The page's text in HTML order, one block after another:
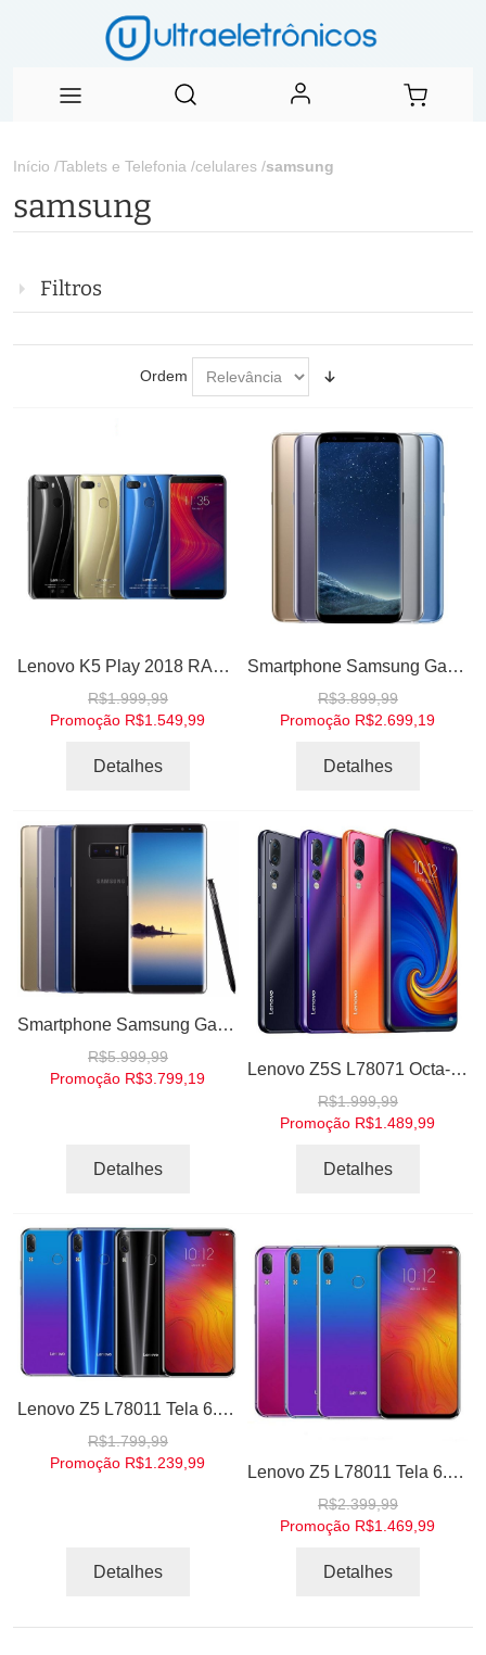
Início /Tablets e Telefonia /celulares /samsung
samsung
Filtros
Ordem
Lenovo K5 Play 2018 RAM 3GB Memória 32GB Face ID 4G Tela 5.7 Snapdragon MSM8937 Octa Core Câmera Traseira 13MP+2MP Frontal 8MP
R$1.999,99
Promoção R$1.549,99
Detalhes
Smartphone Samsung Galaxy S8 Single Chip Android 7.0 Tela 5.8" Octa-Core 2.3GHz 64GB 4G Camera 12MP
R$3.899,99
Promoção R$2.699,19
Detalhes
Smartphone Samsung Galaxy Note 8 Android 7.1 Tela 6.3" Octa-Core 64GB 128GB 256GB 4G Wi-Fi Câmera Dual Cam 12MP
R$5.999,99
Promoção R$3.799,19
Detalhes
Lenovo Z5S L78071 Octa-core Snapdragon 710 Leitor Impressões ZUI IA Câmera Tripla Android
R$1.999,99
Promoção R$1.489,99
Detalhes
Lenovo Z5 L78011 Tela 6.2" Snapdragon 636 Octa-core RAM 6GB 64GB Android 8.1 Dual Camera 16.0MP
R$1.799,99
Promoção R$1.239,99
Detalhes
Lenovo Z5 L78011 Tela 6.2" Snapdragon 636 Octa-core RAM 6GB 128GB Android 8.1 Dual Camera 16.0MP
R$2.399,99
Promoção R$1.469,99
Detalhes